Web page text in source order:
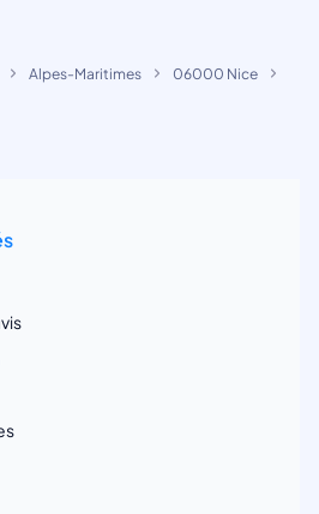
Alpes-Maritimes 06000 Nice